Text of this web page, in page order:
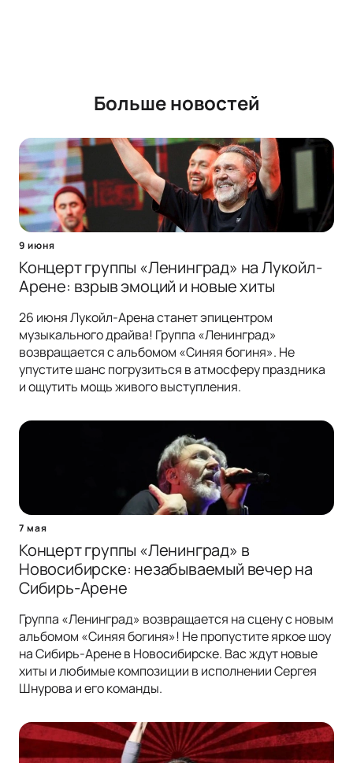
Больше новостей
9 июня
Концерт группы «Ленинград» на Лукойл-
Арене: взрыв эмоций и новые хиты
26 июня Лукойл-Арена станет эпицентром
музыкального драйва! Группа «Ленинград»
возвращается с альбомом «Синяя богиня». Не
упустите шанс погрузиться в атмосферу праздника
и ощутить мощь живого выступления.
7 мая
Концерт группы «Ленинград» в
Новосибирске: незабываемый вечер на
Сибирь-Арене
Группа «Ленинград» возвращается на сцену с новым
альбомом «Синяя богиня»! Не пропустите яркое шоу
на Сибирь-Арене в Новосибирске. Вас ждут новые
хиты и любимые композиции в исполнении Сергея
Шнурова и его команды.